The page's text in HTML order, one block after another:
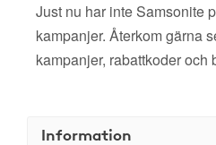
Just nu har inte Samsonite
kampanjer. Återkom gärna
kampanjer, rabattkoder och
Information